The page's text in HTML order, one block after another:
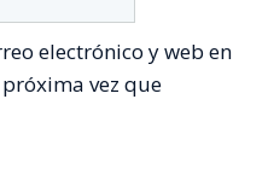
electrónico y web en
vez que